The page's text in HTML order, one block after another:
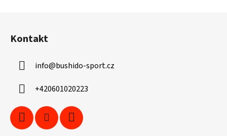
Kontakt
info@bushido-sport.cz
+420601020223